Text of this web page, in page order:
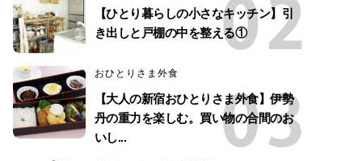
【ひとり暮らしの小さなキッチン】引
き出しと戸棚の中を整える①
おひとりさま外食
【大人の新宿おひとりさま外食】伊勢
丹の重力を楽しむ。買い物の合間のお
いし...